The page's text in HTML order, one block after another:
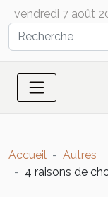
vendredi 7 août
Accueil
Autres
4 raisons de